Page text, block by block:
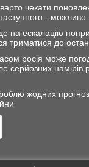
чекати
- можливо
на ескалацію
триматися до
росія може
серйозних намірів
жодних